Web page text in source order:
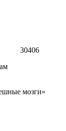
30406
мозги»